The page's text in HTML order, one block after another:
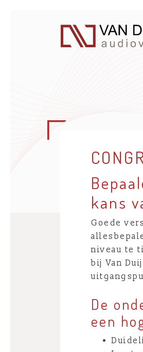
kans
Goede
niveau te
bij Van
De
een